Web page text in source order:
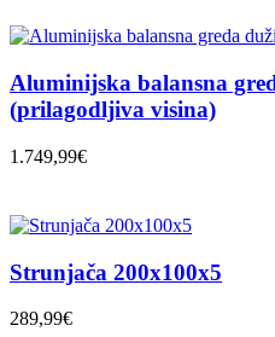
Aluminijska balansna
(prilagodljiva visina)
1.749,99€
Strunjača 200x100x5
289,99€